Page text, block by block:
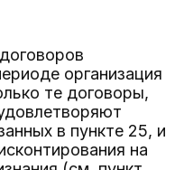
организация
те договоры,
в пункте 25, и
на